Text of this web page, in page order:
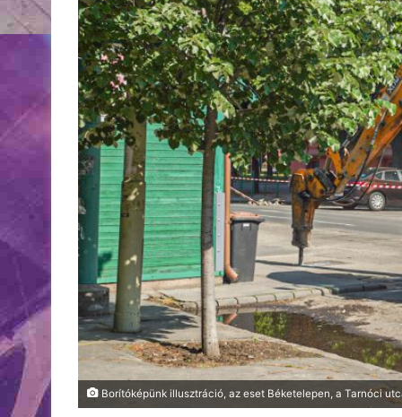
Borítóképünk illusztráció, az eset Béketelepen, a Tarnóci